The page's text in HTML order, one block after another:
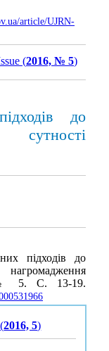
article/UJRN-
(2016, № 5)
до
сутності
підходів до
5. С. 13-19.
2016, 5)